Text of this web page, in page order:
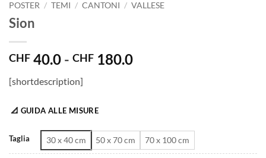
POSTER / TEMI / CANTONI / VALLESE
Sion
CHF 40.0 - CHF 180.0Fascia
a
CHF 180.0
[shortdescription]
📐 GUIDA ALLE MISURE
Taglia 30 x 40 cm 50 x 70 cm 70 x 100 cm